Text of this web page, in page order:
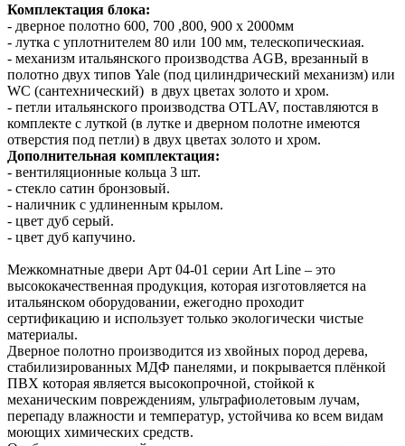
Комплектация блока:
- дверное полотно 600, 700 ,800, 900 х 2000мм
- лутка с уплотнителем 80 или 100 мм, телескопическиая.
- механизм итальянского производства AGB, врезанный в
полотно двух типов Yale (под цилиндрический механизм) или
WC (сантехнический) в двух цветах золото и хром.
- петли итальянского производства OTLAV, поставляются в
комплекте с луткой (в лутке и дверном полотне имеются
отверстия под петли) в двух цветах золото и хром.
Дополнительная комплектация:
- вентиляционные кольца 3 шт.
- стекло сатин бронзовый.
- наличник с удлиненным крылом.
- цвет дуб серый.
- цвет дуб капучино.
Межкомнатные двери Арт 04-01 серии Art Line – это
высококачественная продукция, которая изготовляется на
итальянском оборудовании, ежегодно проходит
сертификацию и использует только экологически чистые
материалы.
Дверное полотно производится из хвойных пород дерева,
стабилизированных МДФ панелями, и покрывается плёнкой
ПВХ которая является высокопрочной, стойкой к
механическим повреждениям, ультрафиолетовым лучам,
перепаду влажности и температур, устойчива ко всем видам
моющих химических средств.